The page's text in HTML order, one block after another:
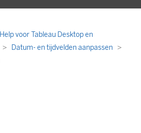
Help voor Tableau Desktop en
Datum- en tijdvelden aanpassen